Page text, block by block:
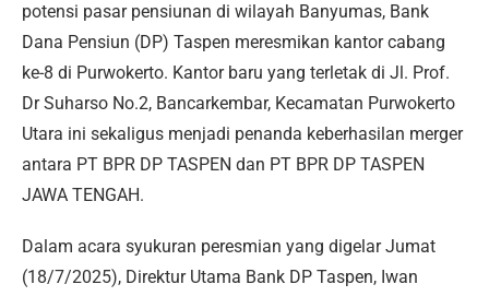
potensi pasar pensiunan di wilayah Banyumas, Bank
Dana Pensiun (DP) Taspen meresmikan kantor cabang
ke-8 di Purwokerto. Kantor baru yang terletak di Jl. Prof.
Dr Suharso No.2, Bancarkembar, Kecamatan Purwokerto
Utara ini sekaligus menjadi penanda keberhasilan merger
antara PT BPR DP TASPEN dan PT BPR DP TASPEN
JAWA TENGAH.
Dalam acara syukuran peresmian yang digelar Jumat
(18/7/2025), Direktur Utama Bank DP Taspen, Iwan